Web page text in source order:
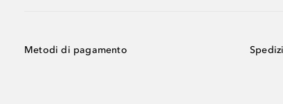
Metodi di pagamento